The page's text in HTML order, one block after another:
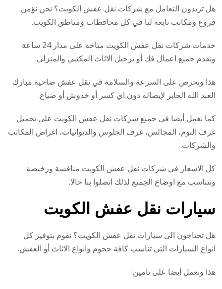
هل تريدون التعامل مع شركات نقل عفش الكويت؟ نحن نؤمن
فروع ومكاتب تابعة لنا في كل محافظات ومناطق الكويت.
خدمات شركات نقل عفش الكويت متاحة على مدار 24 ساعة
ونقدم جميع اعمال فك أو ترحيل الاثاث المكتبي والمنزلي.
هذا ونحرص على السرعة والسلامة في نقل عفش ضاحية مبارك
العبد الله الجابر لإيصاله دون اي كسر أو خدوش أو ضياع.
كما نعمل أيضا في جميع شركات نقل عفش الكويت على تحميل
غرف النوم، المجالس، غرف الجلوس والديوانيات، اغراض المكاتب
والشركات.
كل الاسعار في شركات نقل عفش الكويت منافسة ورخيصة
وتتناسب مع اوضاع الجميع لذلك اتصلوا بنا حالا.
سيارات نقل عفش الكويت
هل تحتاجون الى سيارات نقل عفش الكويت؟ نقوم بتوفير كل
انواع السيارات التي تناسب كافة حجوم وانواع الاثاث أو العفش.
هذا ونعمل أيضا على تامين: